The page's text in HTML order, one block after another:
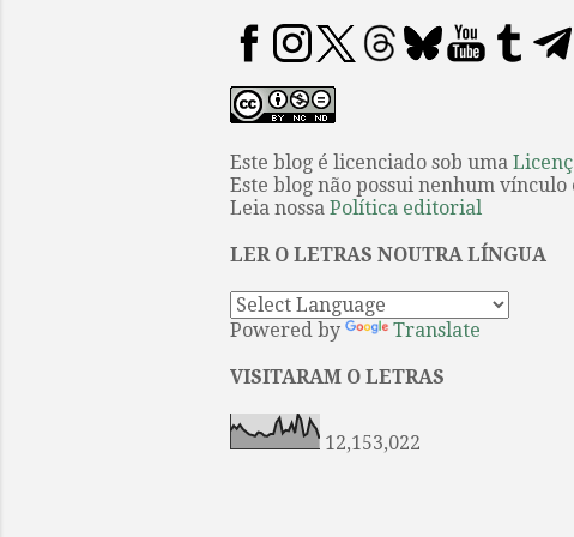
Este blog é licenciado sob uma
Este blog não possui nenhum
Leia nossa Política editorial
LER O LETRAS NOUTRA LÍNGUA
Powered by Translate
VISITARAM O LETRAS
12,153,022